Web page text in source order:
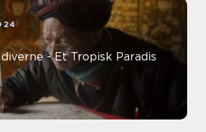
- Et Tropisk Paradis